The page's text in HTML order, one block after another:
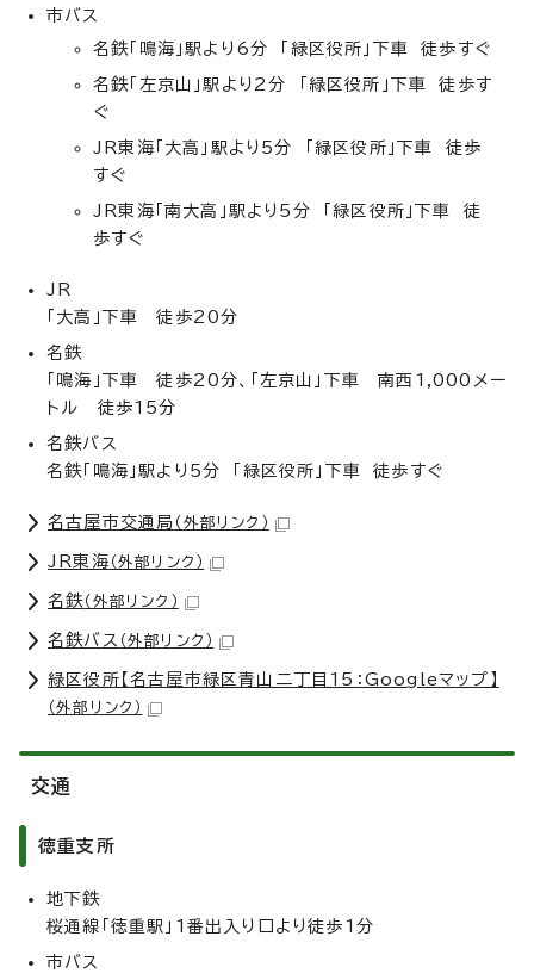
市バス
名鉄「鳴海」駅より6分 「緑区役所」下車 徒歩すぐ
名鉄「左京山」駅より2分 「緑区役所」下車 徒歩す
ぐ
JR東海「大高」駅より5分 「緑区役所」下車 徒歩
すぐ
JR東海「南大高」駅より5分 「緑区役所」下車 徒
歩すぐ
JR
「大高」下車 徒歩20分
名鉄
「鳴海」下車 徒歩20分、「左京山」下車 南西1,000メー
トル 徒歩15分
名鉄バス
名鉄「鳴海」駅より5分 「緑区役所」下車 徒歩すぐ
名古屋市交通局 （外部リンク）
JR東海 （外部リンク）
名鉄（外部リンク）
名鉄バス （外部リンク）
緑区役所【名古屋市緑区青山二丁目15：Googleマップ】
（外部リンク）
交通
徳重支所
地下鉄
桜通線「徳重駅」1番出入り口より徒歩1分
市バス